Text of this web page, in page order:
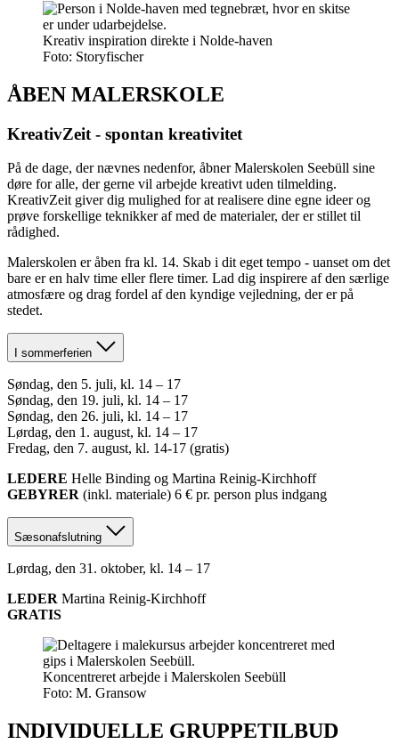
Kreativ inspiration direkte i Nolde-haven
Foto: Storyfischer
ÅBEN MALERSKOLE
KreativZeit - spontan kreativitet
På de dage, der nævnes nedenfor, åbner Malerskolen Seebüll sine
døre for alle, der gerne vil arbejde kreativt uden tilmelding.
KreativZeit giver dig mulighed for at realisere dine egne ideer og
prøve forskellige teknikker af med de materialer, der er stillet til
rådighed.
Malerskolen er åben fra kl. 14. Skab i dit eget tempo - uanset om det
bare er en halv time eller flere timer. Lad dig inspirere af den særlige
atmosfære og drag fordel af den kyndige vejledning, der er på
stedet.
I sommerferien
Søndag, den 5. juli, kl. 14 – 17
Søndag, den 19. juli, kl. 14 – 17
Søndag, den 26. juli, kl. 14 – 17
Lørdag, den 1. august, kl. 14 – 17
Fredag, den 7. august, kl. 14-17 (gratis)
LEDERE Helle Binding og Martina Reinig-Kirchhoff
GEBYRER (inkl. materiale) 6 € pr. person plus indgang
Sæsonafslutning
Lørdag, den 31. oktober, kl. 14 – 17
LEDER Martina Reinig-Kirchhoff
GRATIS
Koncentreret arbejde i Malerskolen Seebüll
Foto: M. Gransow
INDIVIDUELLE GRUPPETILBUD